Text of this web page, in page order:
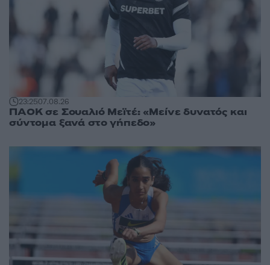
23:2507.08.26
ΠΑΟΚ σε Σουαλιό Μεϊτέ: «Μείνε δυνατός και
σύντομα ξανά στο γήπεδο»